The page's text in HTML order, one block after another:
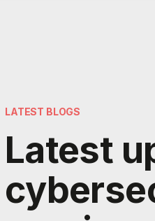
LATEST BLOGS
Latest